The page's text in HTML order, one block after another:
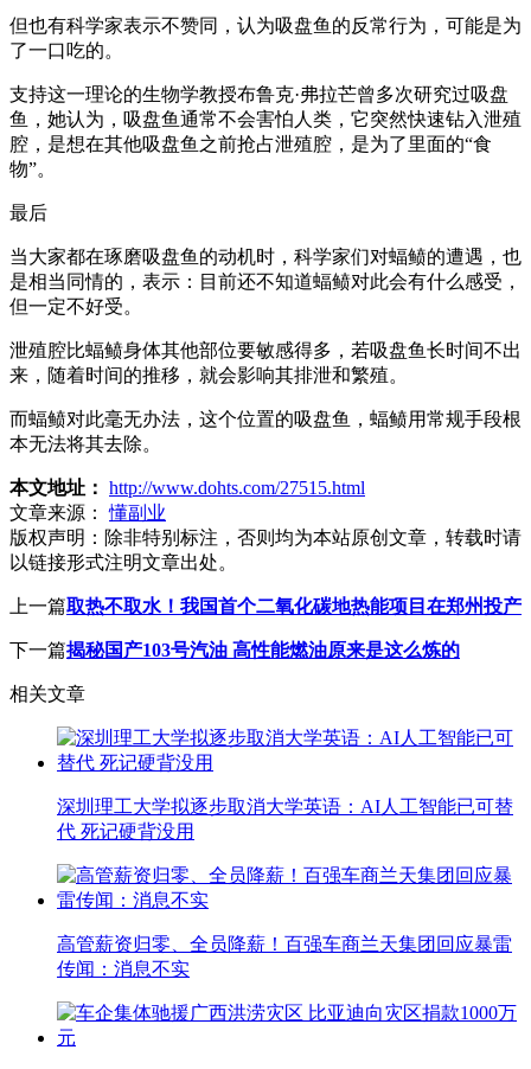
但也有科学家表示不赞同，认为吸盘鱼的反常行为，可能是为
了一口吃的。
支持这一理论的生物学教授布鲁克·弗拉芒曾多次研究过吸盘
鱼，她认为，吸盘鱼通常不会害怕人类，它突然快速钻入泄殖
腔，是想在其他吸盘鱼之前抢占泄殖腔，是为了里面的“食
物”。
最后
当大家都在琢磨吸盘鱼的动机时，科学家们对蝠鲼的遭遇，也
是相当同情的，表示：目前还不知道蝠鲼对此会有什么感受，
但一定不好受。
泄殖腔比蝠鲼身体其他部位要敏感得多，若吸盘鱼长时间不出
来，随着时间的推移，就会影响其排泄和繁殖。
而蝠鲼对此毫无办法，这个位置的吸盘鱼，蝠鲼用常规手段根
本无法将其去除。
本文地址： http://www.dohts.com/27515.html
文章来源：
懂副业
版权声明： 除非特别标注，否则均为本站原创文章，转载时请
以链接形式注明文章出处。
上一篇取热不取水！我国首个二氧化碳地热能项目在郑州投产
下一篇揭秘国产103号汽油 高性能燃油原来是这么炼的
相关文章
深圳理工大学拟逐步取消大学英语：AI人工智能已可替
代 死记硬背没用
高管薪资归零、全员降薪！百强车商兰天集团回应暴雷
传闻：消息不实